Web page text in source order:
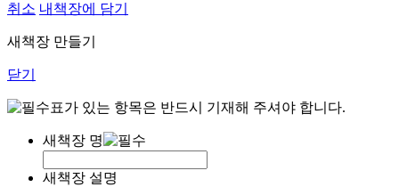
취소 내책장에 담기
새책장 만들기
닫기
표가 있는 항목은 반드시 기재해 주셔야 합니다.
새책장 명
새책장 설명